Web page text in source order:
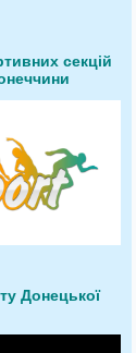
секцій
Донецької